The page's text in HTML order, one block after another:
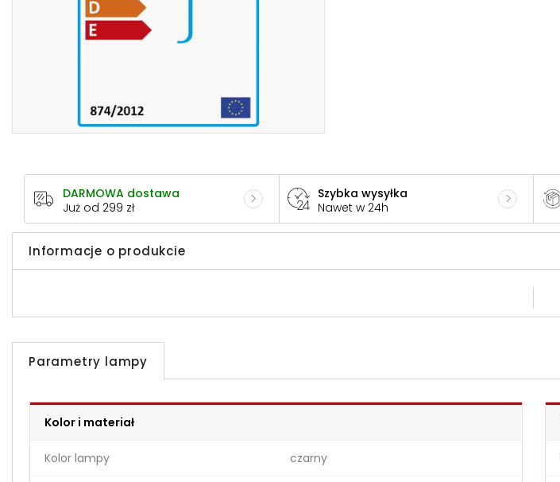
DARMOWA dostawa
Już od 299 zł
Szybka wysyłka
Nawet w 24h
Informacje o produkcie
Parametry lampy
Kolor i materiał
Kolor lampy czarny